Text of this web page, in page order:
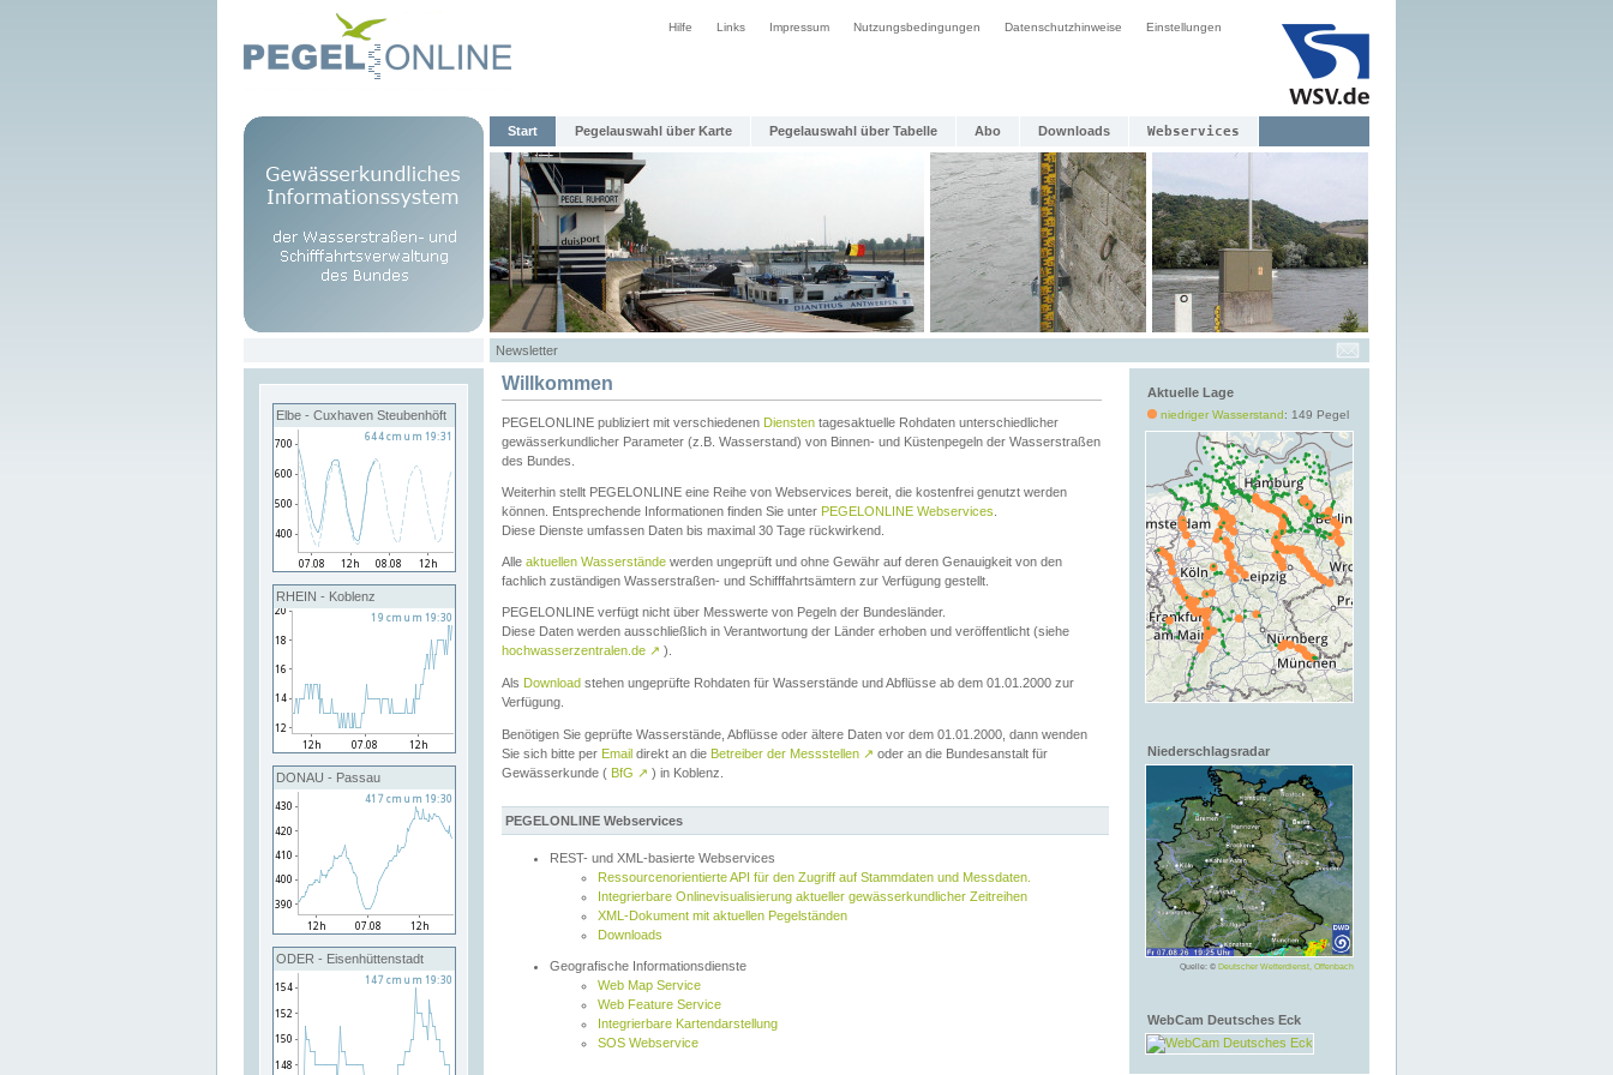
Hilfe Links Impressum Nutzungsbedingungen Datenschutzhinweise Einstellungen
Start Pegelauswahl über Karte Pegelauswahl über Tabelle Abo Downloads Webservices
Newsletter
Elbe - Cuxhaven Steubenhöft
RHEIN - Koblenz
DONAU - Passau
ODER - Eisenhüttenstadt
Aktuelle Lage
niedriger Wasserstand: 149 Pegel
Niederschlagsradar
Quelle: © Deutscher Wetterdienst, Offenbach
WebCam Deutsches Eck
Willkommen
PEGELONLINE publiziert mit verschiedenen Diensten tagesaktuelle Rohdaten unterschiedlicher
gewässerkundlicher Parameter (z.B. Wasserstand) von Binnen- und Küstenpegeln der Wasserstraßen
des Bundes.
Weiterhin stellt PEGELONLINE eine Reihe von Webservices bereit, die kostenfrei genutzt werden
können. Entsprechende Informationen finden Sie unter PEGELONLINE Webservices
Diese Dienste umfassen Daten bis maximal 30 Tage rückwirkend.
Alle aktuellen Wasserstände werden ungeprüft und ohne Gewähr auf deren Genauigkeit von den
fachlich zuständigen Wasserstraßen- und Schifffahrtsämtern zur Verfügung gestellt.
PEGELONLINE verfügt nicht über Messwerte von Pegeln der Bundesländer.
Diese Daten werden ausschließlich in Verantwortung der Länder erhoben und veröffentlicht (siehe
hochwasserzentralen.de ↗ ).
Als Download stehen ungeprüfte Rohdaten für Wasserstände und Abflüsse ab dem 01.01.2000 zur
Verfügung.
Benötigen Sie geprüfte Wasserstände, Abflüsse oder ältere Daten vor dem 01.01.2000, dann wenden
Sie sich bitte per Email direkt an die Betreiber der Messstellen ↗ oder an die Bundesanstalt für
Gewässerkunde ( BfG ↗ ) in Koblenz.
PEGELONLINE Webservices
REST- und XML-basierte Webservices
Ressourcenorientierte API für den Zugriff auf Stammdaten und Messdaten.
Integrierbare Onlinevisualisierung aktueller gewässerkundlicher Zeitreihen
XML-Dokument mit aktuellen Pegelständen
Downloads
Geografische Informationsdienste
Web Map Service
Web Feature Service
Integrierbare Kartendarstellung
SOS Webservice